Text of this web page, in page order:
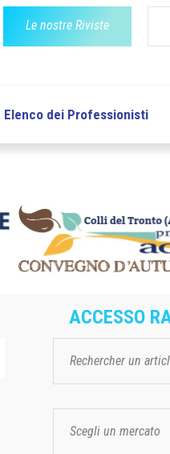
Le nostre Riviste
Elenco dei Professionisti
ACCESSO
Scegli un mercato